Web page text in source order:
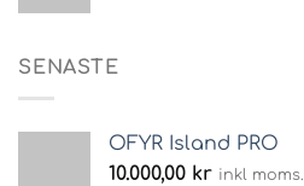
SENASTE
OFYR Island PRO
10.000,00 kr inkl moms.